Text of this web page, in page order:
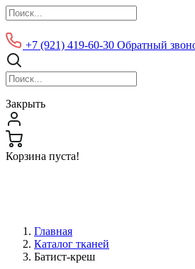
+7 (921) 419-60-30 Обратный
Закрыть
Корзина пуста!
Главная
Каталог тканей
Батист-креш